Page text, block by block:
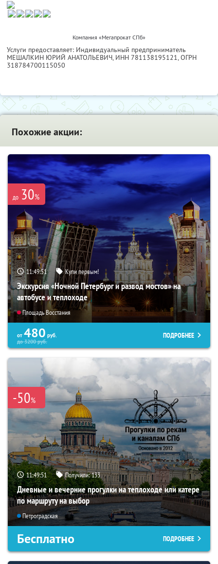
Компания «Мегапрокат СПб»
Услуги предоставляет: Индивидуальный предприниматель
МЕШАЛКИН ЮРИЙ АНАТОЛЬЕВИЧ, ИНН 781138195121, ОГРН
318784700115050
Похожие акции:
до 30%
11:49:50 Купи первым!
Экскурсия «Ночной Петербург и развод мостов» на
автобусе и теплоходе
Площадь Восстания
от 480 руб.
до3200руб.
ПОДРОБНЕЕ
-50%
11:49:50 Получили:133
Дневные и вечерние прогулки на теплоходе или катере
по маршруту на выбор
Петроградская
Бесплатно ПОДРОБНЕЕ